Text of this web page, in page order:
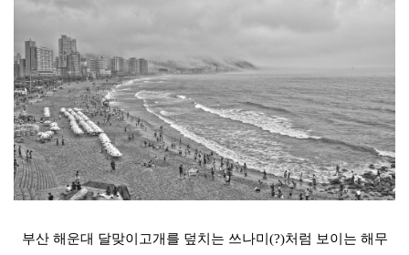
부산 해운대 달맞이고개를 덮치는 쓰나미(?)처럼 보이는 해무